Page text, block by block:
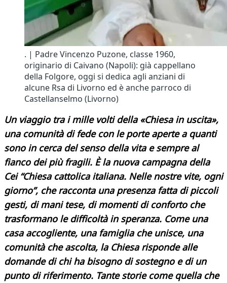
. | Padre Vincenzo Puzone, classe 1960,
originario di Caivano (Napoli): già cappellano
della Folgore, oggi si dedica agli anziani di
alcune Rsa di Livorno ed è anche parroco di
Castellanselmo (Livorno)
Un viaggio tra i mille volti della «Chiesa in uscita»,
una comunità di fede con le porte aperte a quanti
sono in cerca del senso della vita e sempre al
fianco dei più fragili. È la nuova campagna della
Cei “Chiesa cattolica italiana. Nelle nostre vite, ogni
giorno”, che racconta una presenza fatta di piccoli
gesti, di mani tese, di momenti di conforto che
trasformano le difficoltà in speranza. Come una
casa accogliente, una famiglia che unisce, una
comunità che ascolta, la Chiesa risponde alle
domande di chi ha bisogno di sostegno e di un
punto di riferimento. Tante storie come quella che